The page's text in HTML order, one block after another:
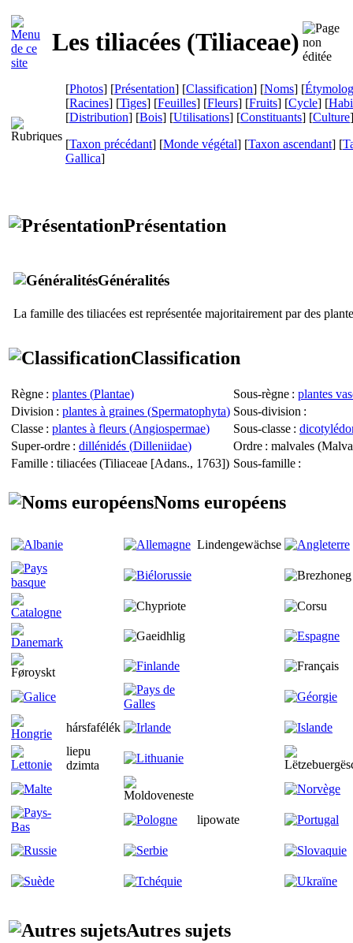
Les tiliacées (Tiliaceae)
[Photos] [Présentation] [Classification] [Noms] [
[Racines] [Tiges] [Feuilles] [Fleurs] [Fruits] [Cycle] [
[Distribution] [Bois] [Utilisations] [Constituants] [Culture
[Taxon précédant] [Monde végétal] [Taxon ascendant] [
Gallica]
Présentation
Généralités
La famille des tiliacées est représentée majoritairement par des
Classification
Règne : plantes (Plantae) Sous-règne : plantes
Division : plantes à graines (Spermatophyta) Sous-division :
Classe : plantes à fleurs (Angiospermae) Sous-classe :
Super-ordre : dillénidés (Dilleniidae) Ordre : malvales (
Famille : tiliacées (Tiliaceae [Adans., 1763]) Sous-famille :
Noms européens
Lindengewächse
hársfafélék
liepu
dzimta
lipowate
Autres sujets